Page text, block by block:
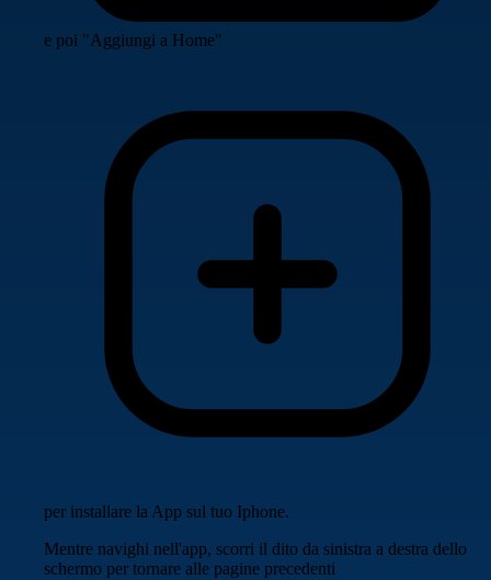
e poi "Aggiungi a Home"
per installare la App sul tuo Iphone.
Mentre navighi nell'app, scorri il dito da sinistra a destra dello
schermo per tornare alle pagine precedenti